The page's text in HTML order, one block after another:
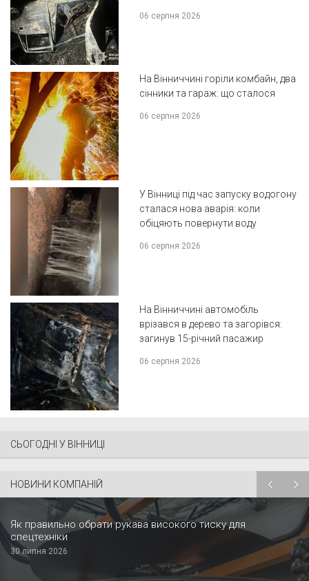
06 серпня 2026
На Вінниччині горіли комбайн, два
сінники та гараж: що сталося
06 серпня 2026
У Вінниці під час запуску водогону
сталася нова аварія: коли
обіцяють повернути воду
06 серпня 2026
На Вінниччині автомобіль
врізався в дерево та загорівся:
загинув 15-річний пасажир
06 серпня 2026
СЬОГОДНІ У ВІННИЦІ
НОВИНИ КОМПАНІЙ
Як правильно обрати рукава високого тиску для
спецтехніки
30 липня 2026